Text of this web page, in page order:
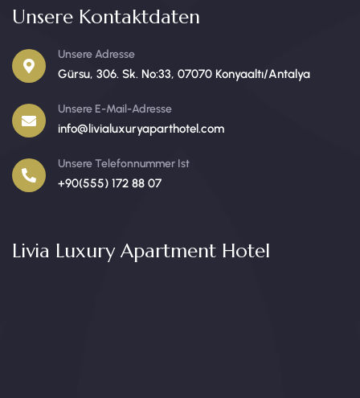
Unsere Kontaktdaten
Unsere Adresse
Gürsu, 306. Sk. No:33, 07070 Konyaaltı/Antalya
Unsere E-Mail-Adresse
info@livialuxuryaparthotel.com
Unsere Telefonnummer Ist
+90(555) 172 88 07
Livia Luxury Apartment Hotel